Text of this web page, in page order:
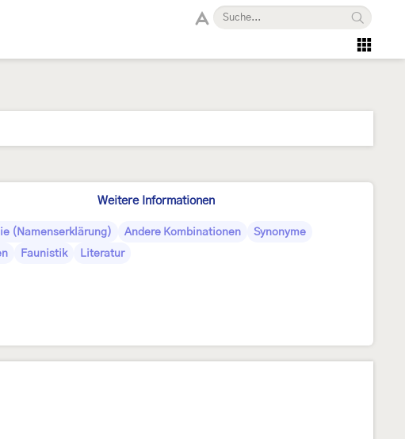
Weitere Informationen
(Namenserklärung) Andere Kombinationen
Synonyme
Faunistik Literatur